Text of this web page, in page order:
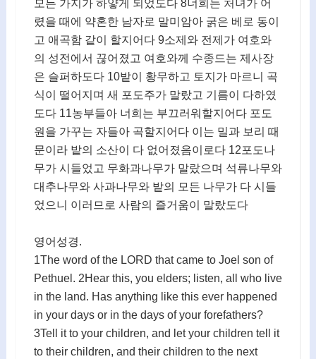
모든 가지가 하얗게 되었도다 8너희는 처녀가 어
렸을 때에 약혼한 남자로 말미암아 굵은 베로 동이
고 애곡함 같이 할지어다 9소제와 전제가 여호와
의 성전에서 끊어졌고 여호와께 수종드는 제사장
은 슬퍼하도다 10밭이 황무하고 토지가 마르니 곡
식이 떨어지며 새 포도주가 말랐고 기름이 다하였
도다 11농부들아 너희는 부끄러워할지어다 포도
원을 가꾸는 자들아 곡할지어다 이는 밀과 보리 때
문이라 밭의 소산이 다 없어졌음이로다 12포도나
무가 시들었고 무화과나무가 말랐으며 석류나무와
대추나무와 사과나무와 밭의 모든 나무가 다 시들
었으니 이러므로 사람의 즐거움이 말랐도다
영어성경.
1The word of the LORD that came to Joel son of
Pethuel. 2Hear this, you elders; listen, all who live
in the land. Has anything like this ever happened
in your days or in the days of your forefathers?
3Tell it to your children, and let your children tell it
to their children, and their children to the next